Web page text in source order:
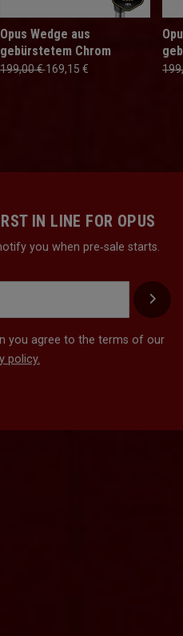
Opus Wedge aus
gebürstetem Chrom
199,00 €169,15 €
IN LINE FOR OPUS
you when pre‑sale starts.
you agree to the terms of our
policy.